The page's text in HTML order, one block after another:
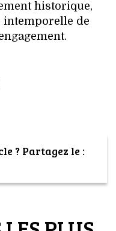
historique,
intemporelle de
? Partagez le :